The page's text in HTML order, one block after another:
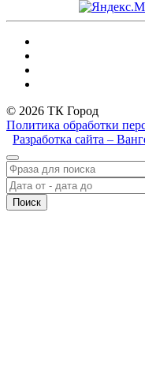
© 2026 ТК Город
Политика обработки
Разработка сайта –
Поиск